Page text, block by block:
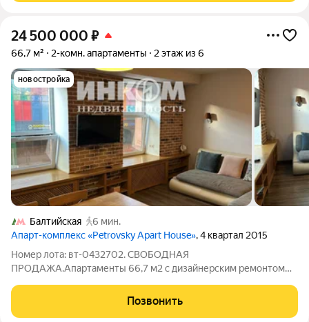
24 500 000 ₽
66,7 м² 2-комн. апартаменты 2 этаж из 6
новостройка
Балтийская
6 мин.
Апарт-комплекс «Petrovsky Apart House», 4 квартал 2015
Номер лота: вт-0432702. СВОБОДНАЯ
ПРОДАЖА.Апартаменты 66,7 м2 с дизайнерским ремонтом
стильные апартаменты в ЖК "Petrovsky Apart House" по адресу
Старопетровский проезд, 1с1. Удачное расположение на
Позвонить